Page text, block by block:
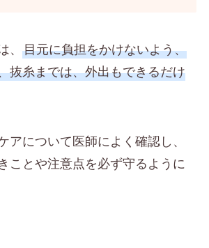
目元に負担をかけないよう、
抜糸までは、外出もできるだけ
アについて医師によく確認し、
ことや注意点を必ず守るように